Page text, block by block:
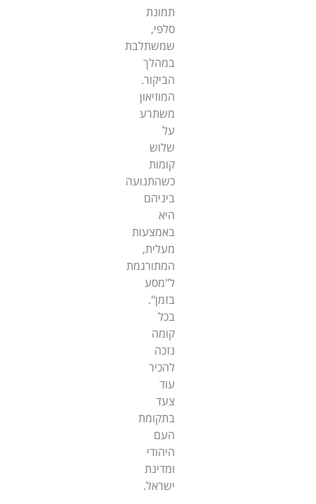
תמונת
סלפי,
שמשתלבת
במהלך
הביקור.
המוזיאון
משתרע
על
שלוש
קומות
כשהתנועה
ביניהם
היא
באמצעות
מעלית,
המתורגמת
ל"מסע
בזמן".
בכל
קומה
נזכה
להכיר
עוד
צעד
בתקומת
העם
היהודי
ומדינת
ישראל.